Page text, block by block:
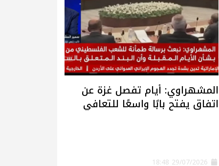
المشهراوي: أيام تفصل غزة عن
اتفاق يفتح بابًا واسعًا للتعافي